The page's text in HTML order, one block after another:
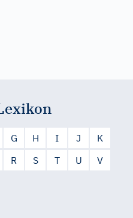
G H I J
K
R S T U
V